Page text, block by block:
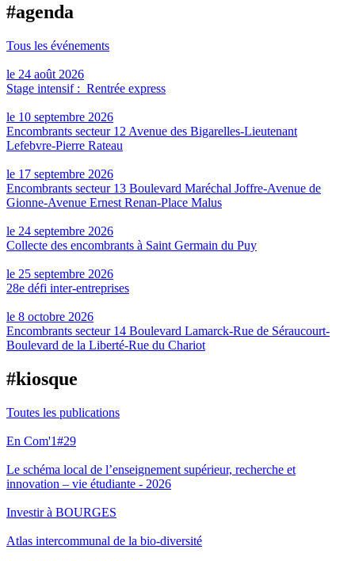
#agenda
Tous les événements
le 24 août 2026
Stage intensif : Rentrée express
le 10 septembre 2026
Encombrants secteur 12 Avenue des Bigarelles-Lieutenant
Lefebvre-Pierre Rateau
le 17 septembre 2026
Encombrants secteur 13 Boulevard Maréchal Joffre-Avenue de
Gionne-Avenue Ernest Renan-Place Malus
le 24 septembre 2026
Collecte des encombrants à Saint Germain du Puy
le 25 septembre 2026
28e défi inter-entreprises
le 8 octobre 2026
Encombrants secteur 14 Boulevard Lamarck-Rue de Séraucourt-
Boulevard de la Liberté-Rue du Chariot
#kiosque
Toutes les publications
En Com'1#29
Le schéma local de l’enseignement supérieur, recherche et
innovation – vie étudiante - 2026
Investir à BOURGES
Atlas intercommunal de la bio-diversité